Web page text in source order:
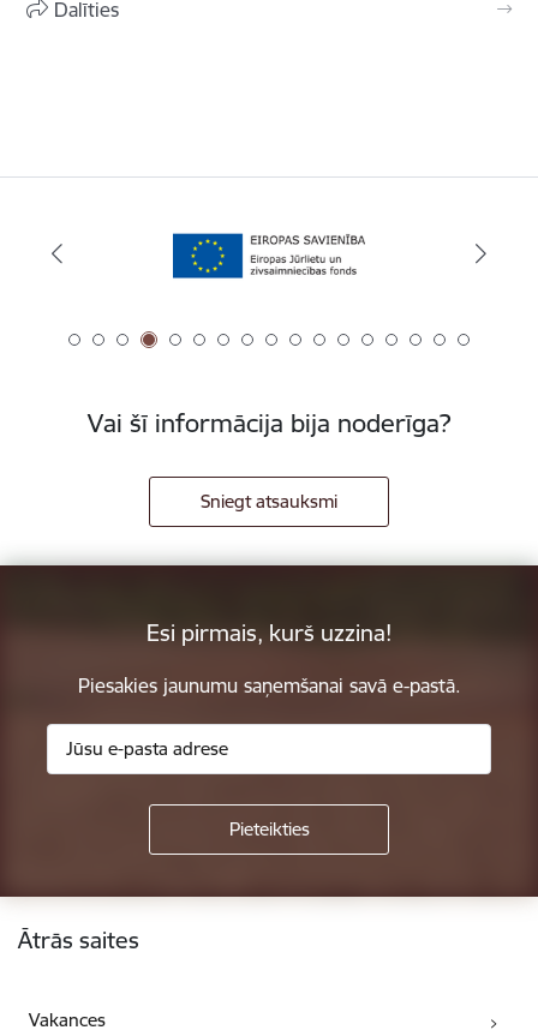
Dalīties
Vai šī informācija bija noderīga?
Sniegt atsauksmi
Esi pirmais, kurš uzzina!
Piesakies jaunumu saņemšanai savā e-pastā.
Kājene
Ātrās saites
Vakances